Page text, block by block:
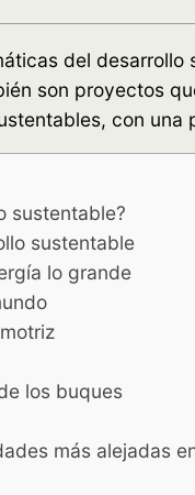
del
son proyectos
con
sustentable?
sustentable
lo grande
los buques
más alejadas